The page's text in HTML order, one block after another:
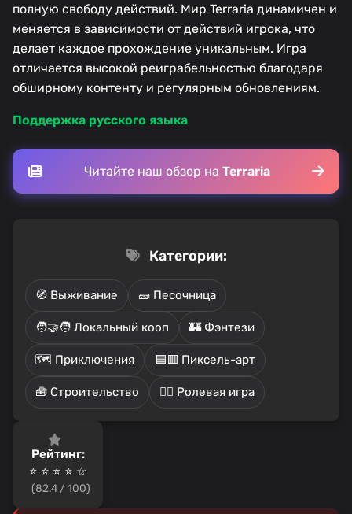
полную свободу действий. Мир Terraria динамичен и
меняется в зависимости от действий игрока, что
делает каждое прохождение уникальным. Игра
отличается высокой реиграбельностью благодаря
обширному контенту и регулярным обновлениям.
Поддержка русского языка
Читайте наш обзор на Terraria
Категории:
🧭 Выживание 🧱 Песочница
🧑‍🤝‍🧑 Локальный кооп 🏰 Фэнтези
🗺️ Приключения 🟦🟥 Пиксель-арт
🧰 Строительство 🧙‍♂️ Ролевая игра
Рейтинг:
⭐ ⭐ ⭐ ⭐ ☆
(82.4 / 100)